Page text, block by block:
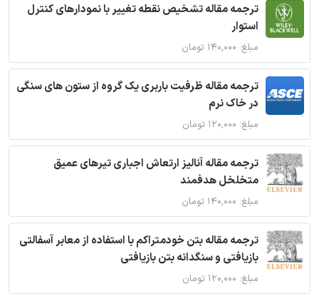
ترجمه مقاله تشخیص نقطه تغییر با نمودارهای کنترل
استوار
مبلغ: ۱۴۰,۰۰۰ تومان
ترجمه مقاله ظرفیت باربری یک گروه از ستون های سنگی
در خاک نرم
مبلغ: ۱۲۰,۰۰۰ تومان
ترجمه مقاله آنالیز ارتعاش اجباری تیرهای عمیق
متخلخل هدفمند
مبلغ: ۱۴۰,۰۰۰ تومان
ترجمه مقاله بتن خودمتراکم با استفاده از معابر آسفالتی
بازیافتی و سنگدانه بتن بازیافتی
مبلغ: ۱۲۰,۰۰۰ تومان